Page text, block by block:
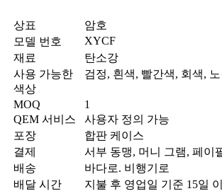
상표
암호
모델 번호
XYCF
재료
탄소강
사용 가능한
색상
검정, 흰색, 빨간색, 회색,
MOQ
1
QEM 서비스
사용자 정의 가능
포장
합판 케이스
결제
서부 동맹, 머니 그램, 페이
배송
바다로. 비행기로
배달 시간
지불 후 영업일 기준 15일